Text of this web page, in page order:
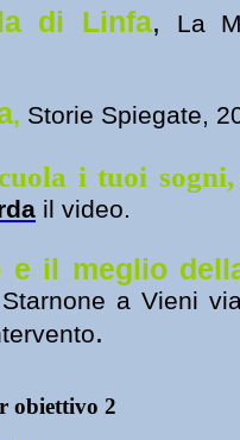
di Linfa,
La
, Storie Spiegate,
i tuoi sogni,
il video.
e il meglio
a Vieni
.
obiettivo 2